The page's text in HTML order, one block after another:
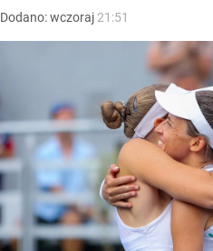
Dodano:wczoraj 21:51